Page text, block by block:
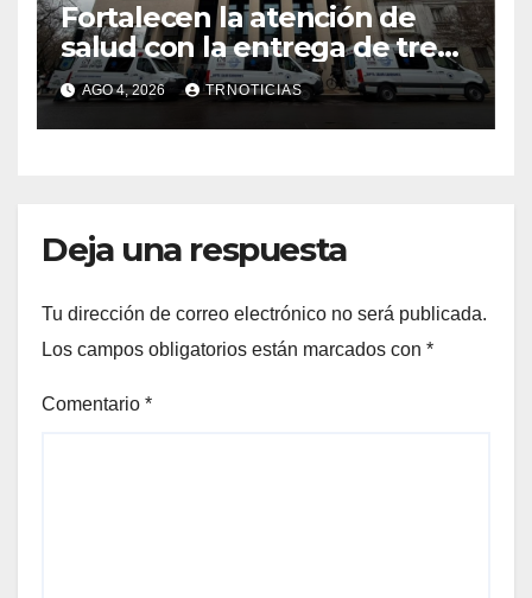
Fortalecen la atención de
salud con la entrega de tres
nuevas ambulancias para
Cauquenes y Sagrada Familia
AGO 4, 2026 TRNOTICIAS
Deja una respuesta
Tu dirección de correo electrónico no será publicada.
Los campos obligatorios están marcados con *
Comentario *